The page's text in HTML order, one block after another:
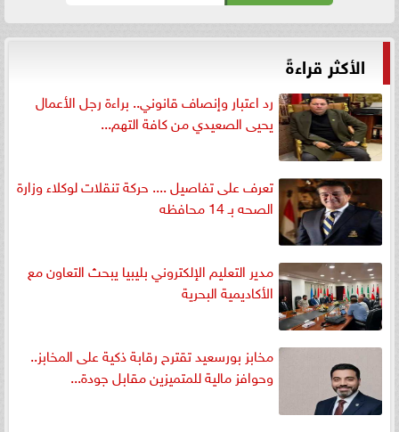
الأكثر قراءةً
رد اعتبار وإنصاف قانوني.. براءة رجل الأعمال
يحيى الصعيدي من كافة التهم...
تعرف على تفاصيل .... حركة تنقلات لوكلاء وزارة
الصحه بـ 14 محافظه
مدير التعليم الإلكتروني بليبيا يبحث التعاون مع
الأكاديمية البحرية
مخابز بورسعيد تقترح رقابة ذكية على المخابز..
وحوافز مالية للمتميزين مقابل جودة...